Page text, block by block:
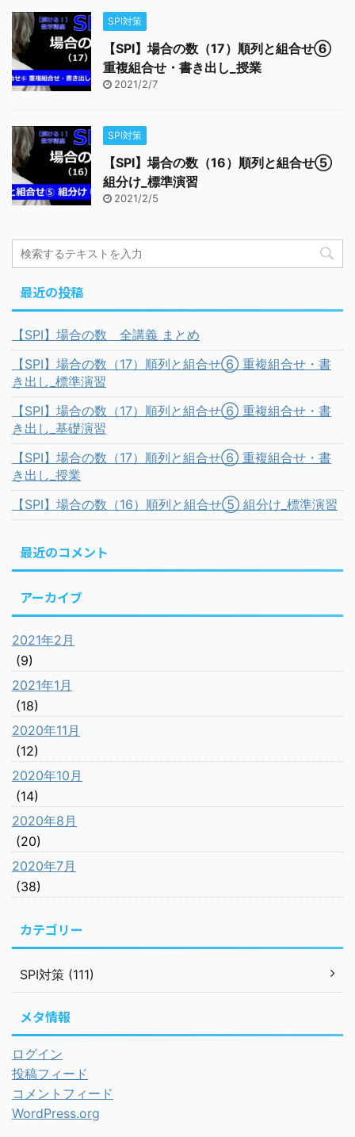
SPI対策
【SPI】場合の数（17）順列と組合せ⑥
重複組合せ・書き出し_授業
2021/2/7
SPI対策
【SPI】場合の数（16）順列と組合せ⑤
組分け_標準演習
2021/2/5
最近の投稿
【SPI】場合の数 全講義 まとめ
【SPI】場合の数（17）順列と組合せ⑥ 重複組合せ・書
き出し_標準演習
【SPI】場合の数（17）順列と組合せ⑥ 重複組合せ・書
き出し_基礎演習
【SPI】場合の数（17）順列と組合せ⑥ 重複組合せ・書
き出し_授業
【SPI】場合の数（16）順列と組合せ⑤ 組分け_標準演習
最近のコメント
アーカイブ
2021年2月
(9)
2021年1月
(18)
2020年11月
(12)
2020年10月
(14)
2020年8月
(20)
2020年7月
(38)
カテゴリー
SPI対策 (111)
メタ情報
ログイン
投稿フィード
コメントフィード
WordPress.org